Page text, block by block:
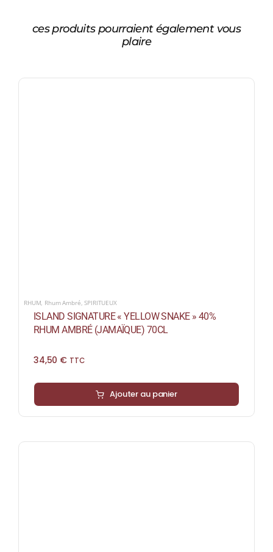
ces produits pourraient également vous
plaire
RHUM, Rhum Ambré,SPIRITUEUX
ISLAND SIGNATURE « YELLOW SNAKE » 40%
RHUM AMBRÉ (JAMAÏQUE) 70CL
34,50 € TTC
Ajouter au panier